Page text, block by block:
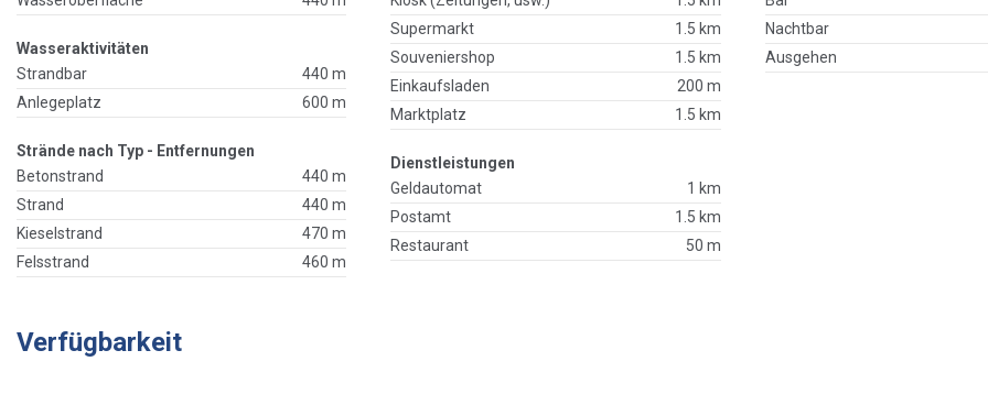
Wasseraktivitäten
Strandbar
440 m
Anlegeplatz
600 m
Strände nach Typ - Entfernungen
Betonstrand
440 m
Strand
440 m
Kieselstrand
470 m
Felsstrand
460 m
Supermarkt
1.5 km
Souveniershop
1.5 km
Einkaufsladen
200 m
Marktplatz
1.5 km
Dienstleistungen
Geldautomat
1 km
Postamt
1.5 km
Restaurant
50 m
Nachtbar
Ausgehen
Verfügbarkeit